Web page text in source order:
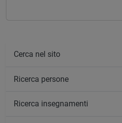
Cerca nel sito
Ricerca persone
Ricerca insegnamenti